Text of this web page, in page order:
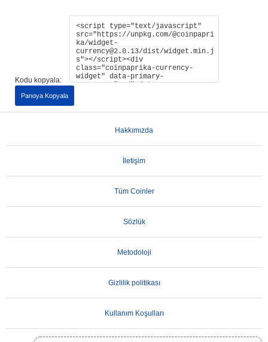
Kodu kopyala:
Panoya Kopyala
Hakkımızda
İletişim
Tüm Coinler
Sözlük
Metodoloji
Gizlilik politikası
Kullanım Koşulları